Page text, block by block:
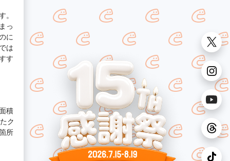
っ
に
は
す
積
ク
所